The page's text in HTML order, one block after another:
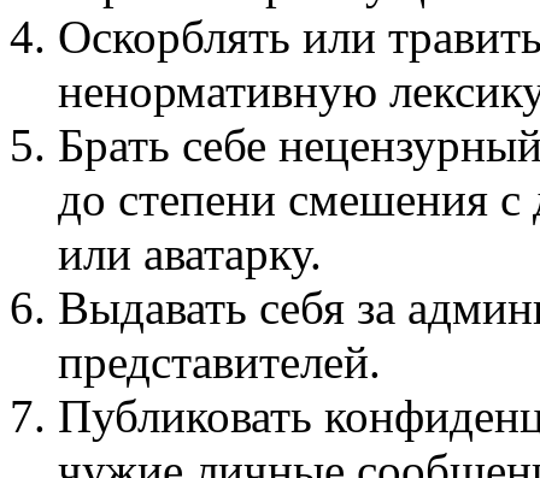
Оскорблять или
ненормативную
Брать себе
до степени смешения
или аватарку.
Выдавать себя за
представителей.
Публиковать